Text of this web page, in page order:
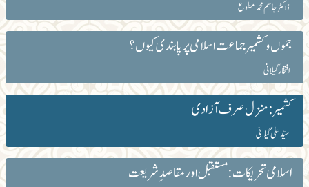
ڈاکٹر جاسم محمد مطوع
جموں و کشمیر جماعت اسلامی پر پابندی کیوں؟
افتخار گیلانی
کشمیر :منزل صرف آزادی
سیّد علی گیلانی
اسلامی تحریکات:مستقبل اور مقاصد ِشریعت